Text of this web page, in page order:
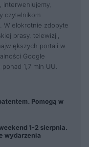
interweniujemy,
czytelnikom
Wielokrotnie zdobyte
prasy, telewizji,
portali w
Google
1,7 mln UU.
Pomogą w
1-2 sierpnia.
wydarzenia